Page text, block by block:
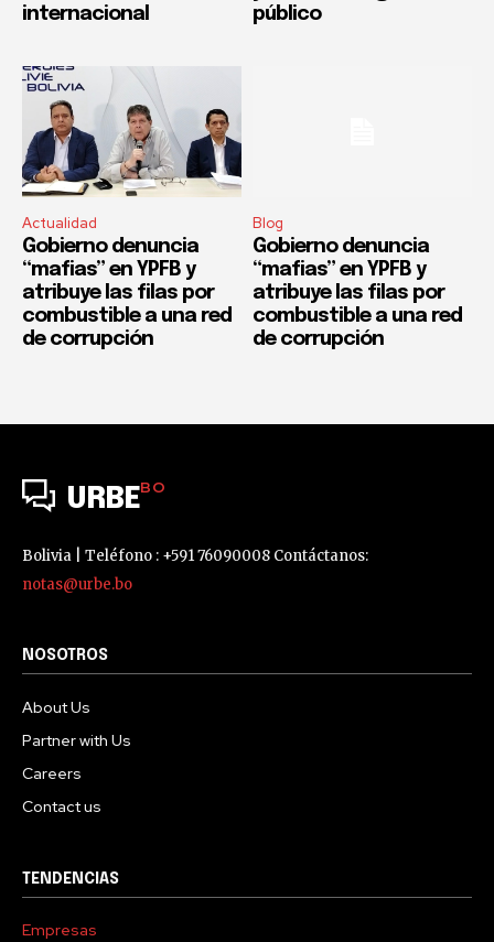
internacional
público
Actualidad
Gobierno denuncia
“mafias” en YPFB y
atribuye las filas por
combustible a una red
de corrupción
Blog
Gobierno denuncia
“mafias” en YPFB y
atribuye las filas por
combustible a una red
de corrupción
URBEBO
Bolivia | Teléfono : +591 76090008 Contáctanos:
notas@urbe.bo
NOSOTROS
About Us
Partner with Us
Careers
Contact us
TENDENCIAS
Empresas